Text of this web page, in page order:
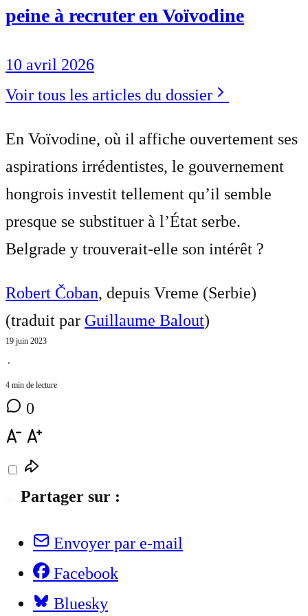
peine à recruter en Voïvodine
10 avril 2026
Voir tous les articles du dossier
En Voïvodine, où il affiche ouvertement ses
aspirations irrédentistes, le gouvernement
hongrois investit tellement qu’il semble
presque se substituer à l’État serbe.
Belgrade y trouverait-elle son intérêt ?
Robert Čoban, depuis Vreme (Serbie)
(traduit par Guillaume Balout)
19 juin 2023
⋅
4 min de lecture
0
Partager sur :
Envoyer par e-mail
Facebook
Bluesky